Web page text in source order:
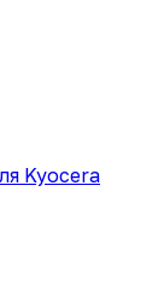
Kyocera